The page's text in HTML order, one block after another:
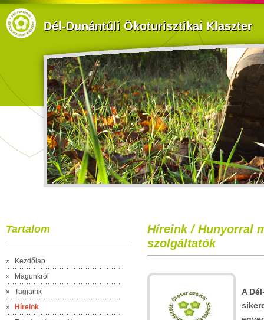
Dél-Dunántúli Ökoturisztikai Klaszter
Tartalom
»
Kezdőlap
»
Magunkról
»
Tagjaink
»
Híreink
Híreink / Hunyorral
szolgáltatók
A